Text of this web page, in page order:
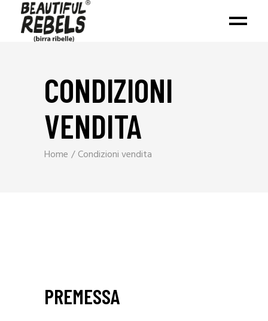
CONDIZIONI
VENDITA
Home Condizioni vendita
PREMESSA